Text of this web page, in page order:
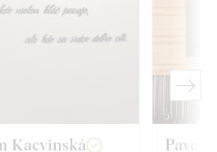
Kacvinská Pavel